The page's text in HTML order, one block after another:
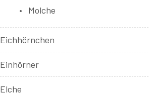
Molche
Eichhörnchen
Einhörner
Elche